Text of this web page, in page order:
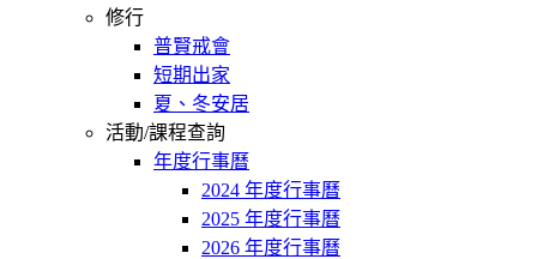
修行
普賢戒會
短期出家
夏、冬安居
活動/課程查詢
年度行事曆
2024 年度行事曆
2025 年度行事曆
2026 年度行事曆